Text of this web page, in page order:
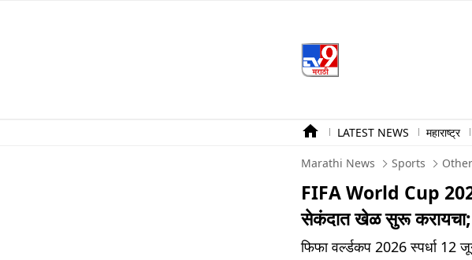
LATEST NEWS महाराष्ट्र
Marathi News Sports
FIFA World Cup
सेकंदात खेळ सुरू करायचा;
फिफा वर्ल्डकप 2026 स्पर्धा 12